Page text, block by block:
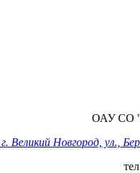
ОАУ СО
Великий Новгород, ул.,